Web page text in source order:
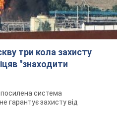
три кола захисту
"знаходити
система
гарантує захисту від